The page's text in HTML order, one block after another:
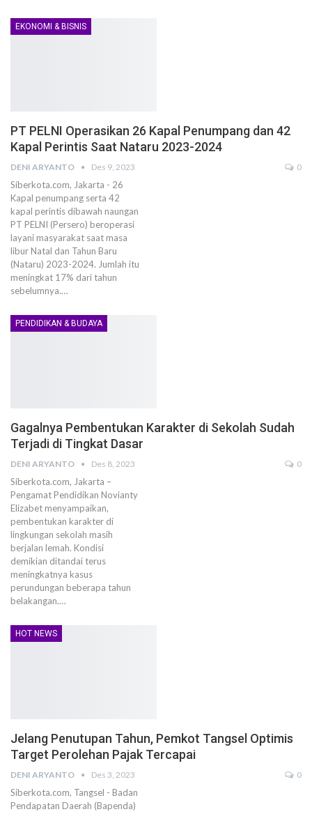
EKONOMI & BISNIS
PT PELNI Operasikan 26 Kapal Penumpang dan 42
Kapal Perintis Saat Nataru 2023-2024
DENI ARYANTO Des 9, 2023 0
Siberkota.com, Jakarta - 26
Kapal penumpang serta 42
kapal perintis dibawah naungan
PT PELNI (Persero) beroperasi
layani masyarakat saat masa
libur Natal dan Tahun Baru
(Nataru) 2023-2024. Jumlah itu
meningkat 17% dari tahun
sebelumnya.…
PENDIDIKAN & BUDAYA
Gagalnya Pembentukan Karakter di Sekolah Sudah
Terjadi di Tingkat Dasar
DENI ARYANTO Des 8, 2023 0
Siberkota.com, Jakarta –
Pengamat Pendidikan Novianty
Elizabet menyampaikan,
pembentukan karakter di
lingkungan sekolah masih
berjalan lemah. Kondisi
demikian ditandai terus
meningkatnya kasus
perundungan beberapa tahun
belakangan.…
HOT NEWS
Jelang Penutupan Tahun, Pemkot Tangsel Optimis
Target Perolehan Pajak Tercapai
DENI ARYANTO Des 3, 2023 0
Siberkota.com, Tangsel - Badan
Pendapatan Daerah (Bapenda)